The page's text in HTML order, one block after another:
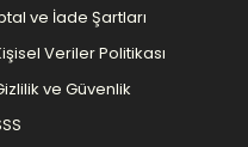
ve İade Şartları
Veriler Politikası
ve Güvenlik